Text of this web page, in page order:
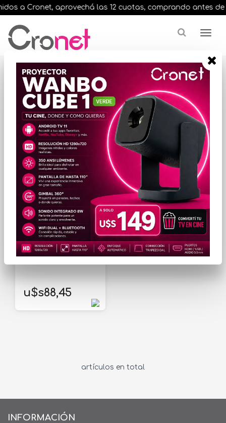
a Cronet, aprovechá las 12 cuotas, comprando antes de
Resultados para "hikvision cat6e 305m"
¿Buscas una marca en especial?
ORDENAR POR PRECIO
EN STOCK
Cable UTP Hikvision
Cat6 305m Gris CCA
u$s88,45
artículos en total
INFORMACIÓN